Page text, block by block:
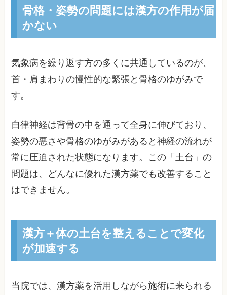
骨格・姿勢の問題には漢方の作用が届
かない
気象病を繰り返す方の多くに共通しているのが、
首・肩まわりの慢性的な緊張と骨格のゆがみで
す。
自律神経は背骨の中を通って全身に伸びており、
姿勢の悪さや骨格のゆがみがあると神経の流れが
常に圧迫された状態になります。この「土台」の
問題は、どんなに優れた漢方薬でも改善すること
はできません。
漢方＋体の土台を整えることで変化
が加速する
当院では、漢方薬を活用しながら施術に来られる